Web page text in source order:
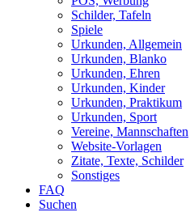
Schilder, Tafeln
Spiele
Urkunden, Allgemein
Urkunden, Blanko
Urkunden, Ehren
Urkunden, Kinder
Urkunden, Praktikum
Urkunden, Sport
Vereine, Mannschaften
Website-Vorlagen
Zitate, Texte, Schilder
Sonstiges
FAQ
Suchen